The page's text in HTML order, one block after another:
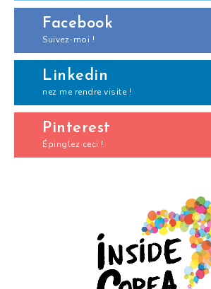
Facebook
Suivez-moi !
Linkedin
nez me rendre visite !
Pinterest
Épinglez ceci !